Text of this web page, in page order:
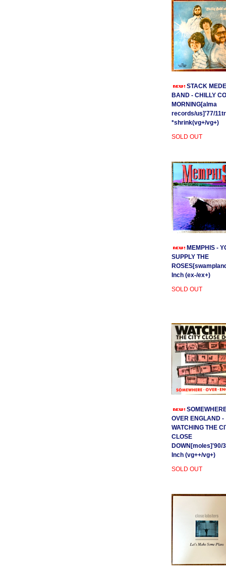
STACK
BAND - CHILLY
MORNING[alma
records/us]'77/
*shrink(vg+/vg+)
SOLD OUT
MEMPHIS -
SUPPLY THE
Inch (ex-/ex+)
SOLD OUT
OVER ENGLAND -
WATCHING THE
CLOSE
DOWN[moles]'90/
Inch (vg++/vg+)
SOLD OUT